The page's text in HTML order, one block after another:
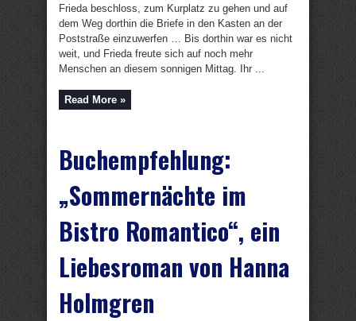
Frieda beschloss, zum Kurplatz zu gehen und auf
dem Weg dorthin die Briefe in den Kasten an der
Poststraße einzuwerfen … Bis dorthin war es nicht
weit, und Frieda freute sich auf noch mehr
Menschen an diesem sonnigen Mittag. Ihr ...
Read More »
Buchempfehlung:
„Sommernächte im
Bistro Romantico“, ein
Liebesroman von Hanna
Holmgren